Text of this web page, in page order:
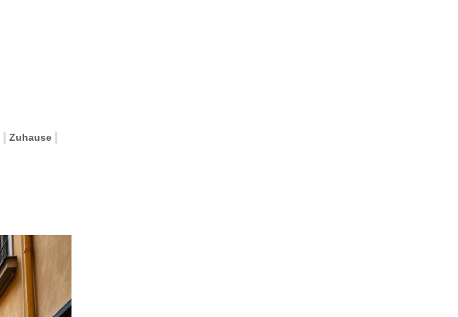
Zuhause